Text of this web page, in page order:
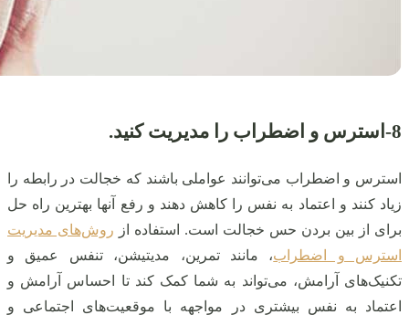
8- استرس و اضطراب را مدیریت کنید.
استرس و اضطراب می‌توانند عواملی باشند که خجالت در رابطه را
زیاد کنند و اعتماد به نفس را کاهش دهند و رفع آنها بهترین راه حل
برای از بین بردن حس خجالت است. استفاده از روش‌های مدیریت
استرس و اضطراب، مانند تمرین، مدیتیشن، تنفس عمیق و
تکنیک‌های آرامش، می‌تواند به شما کمک کند تا احساس آرامش و
اعتماد به نفس بیشتری در مواجهه با موقعیت‌های اجتماعی و